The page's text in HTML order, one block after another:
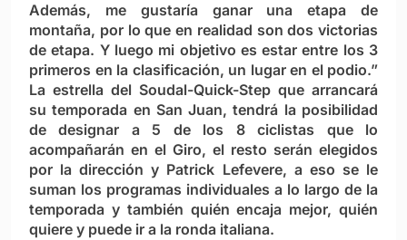
Además, me gustaría ganar una etapa de
montaña, por lo que en realidad son dos victorias
de etapa. Y luego mi objetivo es estar entre los 3
primeros en la clasificación, un lugar en el podio.”
La estrella del Soudal-Quick-Step que arrancará
su temporada en San Juan, tendrá la posibilidad
de designar a 5 de los 8 ciclistas que lo
acompañarán en el Giro, el resto serán elegidos
por la dirección y Patrick Lefevere, a eso se le
suman los programas individuales a lo largo de la
temporada y también quién encaja mejor, quién
quiere y puede ir a la ronda italiana.